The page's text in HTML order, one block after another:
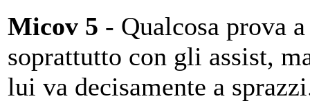
Micov 5 - Qualcosa prova
soprattutto con gli assist,
lui va decisamente a